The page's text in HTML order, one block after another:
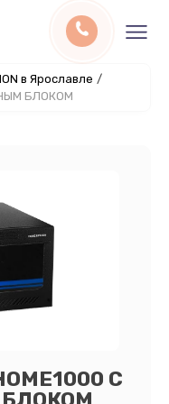
в Ярославле /
БЛОКОМ
С